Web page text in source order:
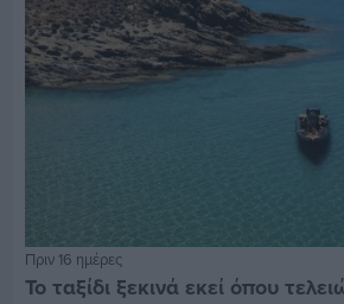
Πριν 16 ημέρες
Το ταξίδι ξεκινά εκεί όπου